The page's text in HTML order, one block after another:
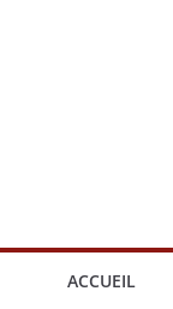
ACCUEIL